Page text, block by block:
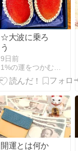
☆大波に乗ろ
う
9日前
1%の運をつかむ人生相談！福徳開運堂
開運とは何か